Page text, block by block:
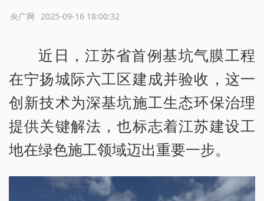
2025-09-16 18:00:32
央广网
近日，江苏省首例基坑气膜工程
在宁扬城际六工区建成并验收，这一
创新技术为深基坑施工生态环保治理
提供关键解法，也标志着江苏建设工
地在绿色施工领域迈出重要一步。